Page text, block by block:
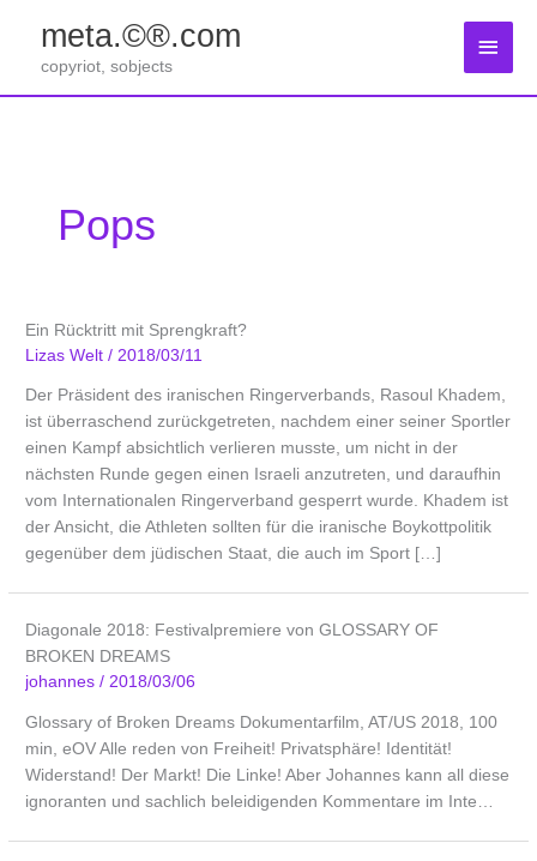
springen
meta.©®.com
copyriot, sobjects
Pops
Ein Rücktritt mit Sprengkraft?
Lizas Welt/ 2018/03/11
Der Präsident des iranischen Ringerverbands, Rasoul Khadem,
ist überraschend zurückgetreten, nachdem einer seiner Sportler
einen Kampf absichtlich verlieren musste, um nicht in der
nächsten Runde gegen einen Israeli anzutreten, und daraufhin
vom Internationalen Ringerverband gesperrt wurde. Khadem ist
der Ansicht, die Athleten sollten für die iranische Boykottpolitik
gegenüber dem jüdischen Staat, die auch im Sport […]
Diagonale 2018: Festivalpremiere von GLOSSARY OF
BROKEN DREAMS
johannes/2018/03/06
Glossary of Broken Dreams Dokumentarfilm, AT/US 2018, 100
min, eOV Alle reden von Freiheit! Privatsphäre! Identität!
Widerstand! Der Markt! Die Linke! Aber Johannes kann all diese
ignoranten und sachlich beleidigenden Kommentare im Inte…